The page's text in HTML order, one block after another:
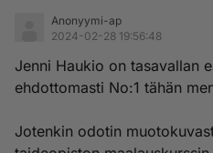
Anonyymi-ap
2024-02-28 19:56:48
Jenni Haukio on tasavallan
ehdottomasti No:1 tähän
Jotenkin odotin